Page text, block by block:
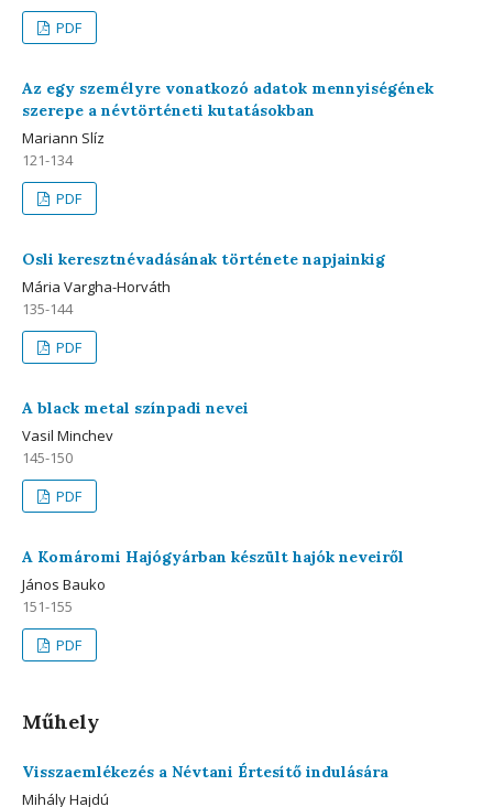
PDF
Az egy személyre vonatkozó adatok mennyiségének
szerepe a névtörténeti kutatásokban
Mariann Slíz
121-134
PDF
Osli keresztnévadásának története napjainkig
Mária Vargha-Horváth
135-144
PDF
A black metal színpadi nevei
Vasil Minchev
145-150
PDF
A Komáromi Hajógyárban készült hajók neveiről
János Bauko
151-155
PDF
Műhely
Visszaemlékezés a Névtani Értesítő indulására
Mihály Hajdú